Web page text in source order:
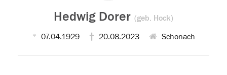
Hedwig Dorer (geb. Hock)
07.04.1929 20.08.2023 Schonach